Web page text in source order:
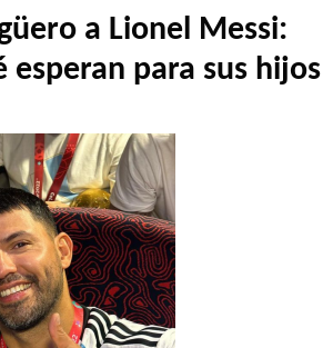
a Lionel Messi:
esperan para sus hijos